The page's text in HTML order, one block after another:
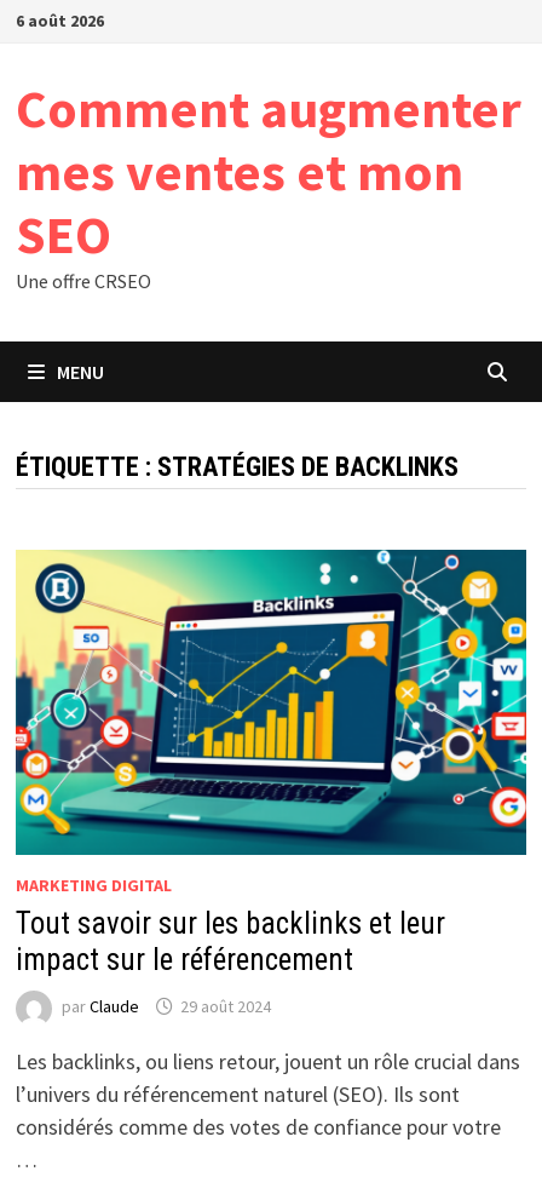
Passer
6 août 2026
Comment augmenter
mes ventes et mon
SEO
Une offre CRSEO
MENU
ÉTIQUETTE : STRATÉGIES DE BACKLINKS
MARKETING DIGITAL
Tout savoir sur les backlinks et leur
impact sur le référencement
parClaude 29 août 2024
Les backlinks, ou liens retour, jouent un rôle crucial dans
l’univers du référencement naturel (SEO). Ils sont
considérés comme des votes de confiance pour votre
…